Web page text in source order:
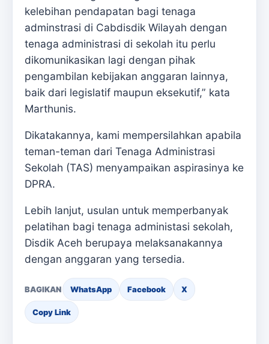
kelebihan pendapatan bagi tenaga
adminstrasi di Cabdisdik Wilayah dengan
tenaga administrasi di sekolah itu perlu
dikomunikasikan lagi dengan pihak
pengambilan kebijakan anggaran lainnya,
baik dari legislatif maupun eksekutif,” kata
Marthunis.
Dikatakannya, kami mempersilahkan apabila
teman-teman dari Tenaga Administrasi
Sekolah (TAS) menyampaikan aspirasinya ke
DPRA.
Lebih lanjut, usulan untuk memperbanyak
pelatihan bagi tenaga administasi sekolah,
Disdik Aceh berupaya melaksanakannya
dengan anggaran yang tersedia.
BAGIKAN WhatsApp Facebook X
Copy Link